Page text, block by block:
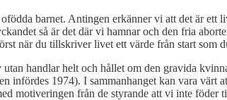
barnet. Antingen erkänner vi att det är ett
så är det där vi hamnar och den fria
när du tillskriver livet ett värde från start som
handlar helt och hållet om den gravida
infördes 1974). I sammanhanget kan vara
motiveringen från de styrande att vi inte föder